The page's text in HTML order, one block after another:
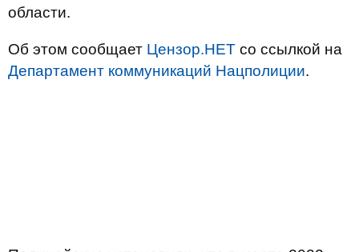
области.
Об этом сообщает Цензор.НЕТ со ссылкой на
Департамент коммуникаций Нацполиции.